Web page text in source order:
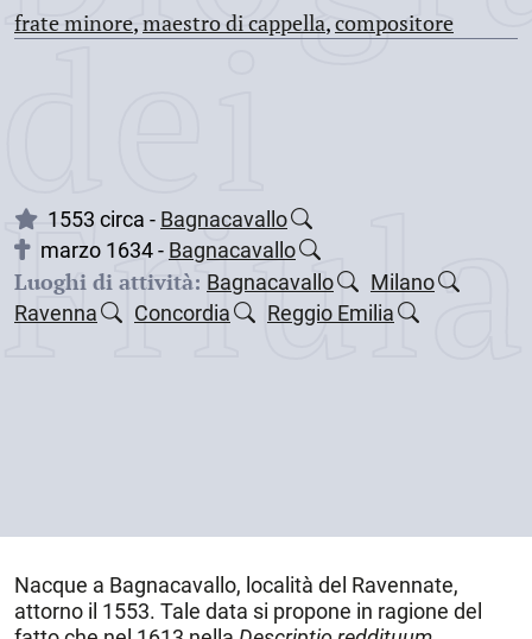
frate minore,maestro di cappella,compositore
dei
1553 circa - Bagnacavallo
marzo 1634 - Bagnacavallo
Luoghi di attività: Bagnacavallo
Milano
Ravenna
Concordia Reggio Emilia
Nacque a Bagnacavallo, località del Ravennate,
attorno il 1553. Tale data si propone in ragione del